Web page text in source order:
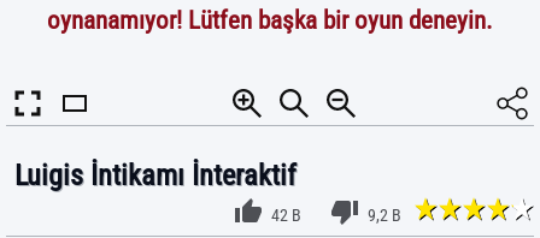
oynanamıyor! Lütfen başka bir oyun deneyin.
Luigis İntikamı İnteraktif
42 B 9,2 B